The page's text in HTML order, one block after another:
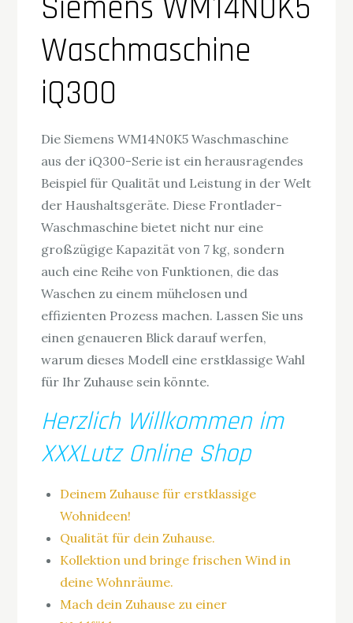
Siemens WM14N0K5
Waschmaschine
iQ300
Die Siemens WM14N0K5 Waschmaschine
aus der iQ300-Serie ist ein herausragendes
Beispiel für Qualität und Leistung in der Welt
der Haushaltsgeräte. Diese Frontlader-
Waschmaschine bietet nicht nur eine
großzügige Kapazität von 7 kg, sondern
auch eine Reihe von Funktionen, die das
Waschen zu einem mühelosen und
effizienten Prozess machen. Lassen Sie uns
einen genaueren Blick darauf werfen,
warum dieses Modell eine erstklassige Wahl
für Ihr Zuhause sein könnte.
Herzlich Willkommen im
XXXLutz Online Shop
Deinem Zuhause für erstklassige
Wohnideen!
Qualität für dein Zuhause.
Kollektion und bringe frischen Wind in
deine Wohnräume.
Mach dein Zuhause zu einer